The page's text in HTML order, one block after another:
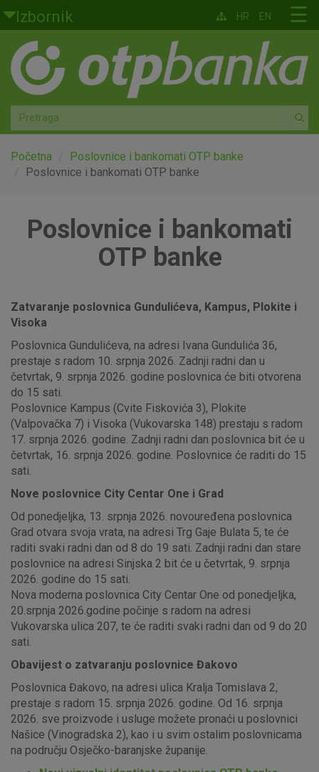
Skoči na glavni sadržaj
Izbornik
Građani
Privatno bankarstvo
Agro
Mala poduzeća i obrtnici
Globalna tržišta
☰
HR EN
Početna
Poslovnice i bankomati OTP banke
Poslovnice i bankomati OTP banke
Poslovnice i bankomati
OTP banke
Zatvaranje poslovnica Gundulićeva, Kampus, Plokite i
Visoka
Poslovnica Gundulićeva, na adresi Ivana Gundulića 36,
prestaje s radom 10. srpnja 2026. Zadnji radni dan u
četvrtak, 9. srpnja 2026. godine poslovnica će biti otvorena
do 15 sati.
Poslovnice Kampus (Cvite Fiskovića 3), Plokite
(Valpovačka 7) i Visoka (Vukovarska 148) prestaju s radom
17. srpnja 2026. godine. Zadnji radni dan poslovnica bit će u
četvrtak, 16. srpnja 2026. godine. Poslovnice će raditi do 15
sati.
Nove poslovnice City Centar One i Grad
Od ponedjeljka, 13. srpnja 2026. novouređena poslovnica
Grad otvara svoja vrata, na adresi Trg Gaje Bulata 5, te će
raditi svaki radni dan od 8 do 19 sati. Zadnji radni dan stare
poslovnice na adresi Sinjska 2 bit će u četvrtak, 9. srpnja
2026. godine do 15 sati.
Nova moderna poslovnica City Centar One od ponedjeljka,
20.srpnja 2026.godine počinje s radom na adresi
Vukovarska ulica 207, te će raditi svaki radni dan od 9 do 20
sati.
Obavijest o zatvaranju poslovnice Đakovo
Poslovnica Đakovo, na adresi ulica Kralja Tomislava 2,
prestaje s radom 15. srpnja 2026. godine. Od 16. srpnja
2026. sve proizvode i usluge možete pronaći u poslovnici
Našice (Vinogradska 2), kao i u svim ostalim poslovnicama
na području Osječko-baranjske županije.